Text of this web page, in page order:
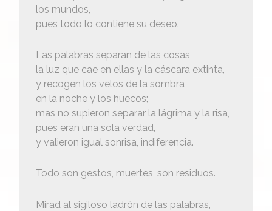
los mundos,
pues todo lo contiene su deseo.
Las palabras separan de las cosas
la luz que cae en ellas y la cáscara extinta,
y recogen los velos de la sombra
en la noche y los huecos;
mas no supieron separar la lágrima y la risa,
pues eran una sola verdad,
y valieron igual sonrisa, indiferencia.
Todo son gestos, muertes, son residuos.
Mirad al sigiloso ladrón de las palabras,